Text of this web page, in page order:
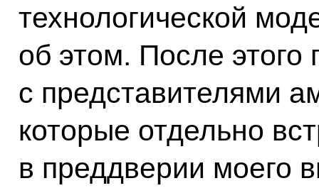
технологической
об этом. После этого
с представителями
которые отдельно
в преддверии моего